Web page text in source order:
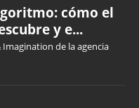
cómo el
y e...
de la agencia